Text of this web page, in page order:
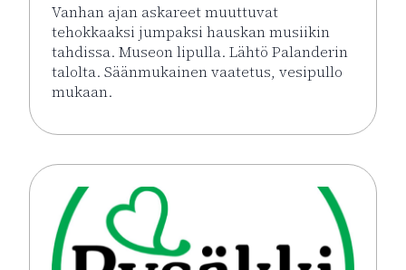
Vanhan ajan askareet muuttuvat
tehokkaaksi jumpaksi hauskan musiikin
tahdissa. Museon lipulla. Lähtö Palanderin
talolta. Säänmukainen vaatetus, vesipullo
mukaan.